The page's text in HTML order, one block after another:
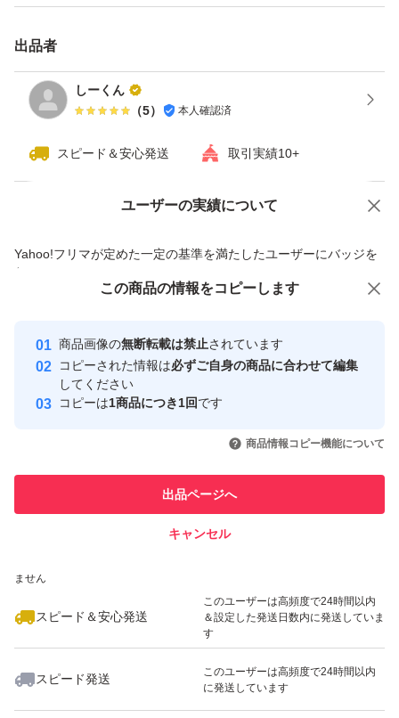
出品者
しーくん
（5） 本人確認済
スピード＆安心発送 取引実績10+
ユーザーの実績について
Yahoo!フリマが定めた一定の基準を満たしたユーザーにバッジを
付与しています
安心取引出品者
心・安全なユーザーです
取引実績
引を完了させた実績があります
での取引実績があります
ません
スピード＆安心発送
このユーザーは高頻度で24時間以内
＆設定した発送日数内に発送していま
す
スピード発送
このユーザーは高頻度で24時間以内
に発送しています
価格の相談 商品への質問
この商品の情報をコピーします
商品画像の無断転載は禁止されています
コピーされた情報は必ずご自身の商品に合わせて編集
してください
コピーは1商品につき1回です
商品情報コピー機能について
出品ページへ
キャンセル
この商品をみている人にオススメ
いいね！
750